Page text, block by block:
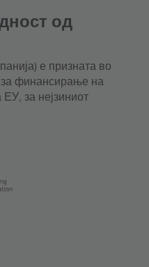
од
е призната во
финансирање на
за нејзиниот